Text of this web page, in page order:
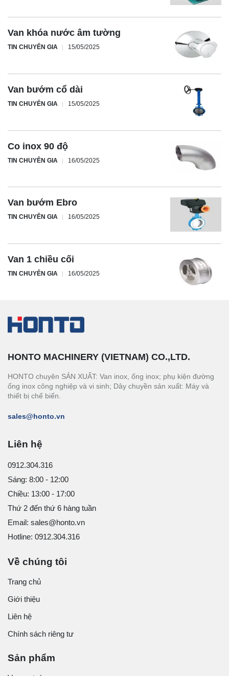
Van khóa nước âm tường
TIN CHUYÊN GIA 15/05/2025
Van bướm cổ dài
TIN CHUYÊN GIA 15/05/2025
Co inox 90 độ
TIN CHUYÊN GIA 16/05/2025
Van bướm Ebro
TIN CHUYÊN GIA 16/05/2025
Van 1 chiều cối
TIN CHUYÊN GIA 16/05/2025
HONTO MACHINERY (VIETNAM) CO.,LTD.
HONTO chuyên SẢN XUẤT: Van inox, ống inox; phụ kiện đường
ống inox công nghiệp và vi sinh; Dây chuyền sản xuất: Máy và
thiết bị chế biến.
sales@honto.vn
Liên hệ
0912.304.316
Sáng: 8:00 - 12:00
Chiều: 13:00 - 17:00
Thứ 2 đến thứ 6 hàng tuần
Email: sales@honto.vn
Hotline: 0912.304.316
Về chúng tôi
Trang chủ
Giới thiệu
Liên hệ
Chính sách riêng tư
Sản phẩm